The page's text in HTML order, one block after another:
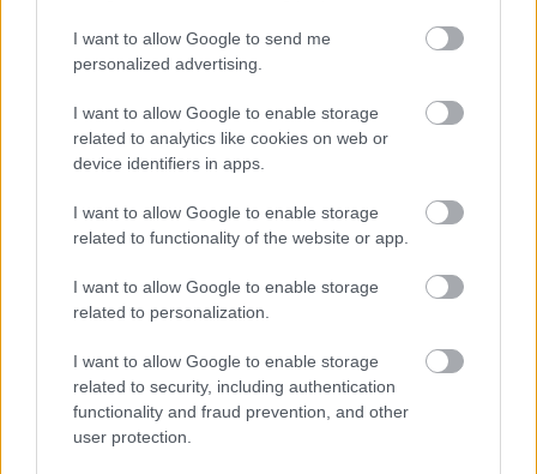
I want to allow Google to send me
personalized advertising.
I want to allow Google to enable storage
related to analytics like cookies on web or
device identifiers in apps.
I want to allow Google to enable storage
related to functionality of the website or app.
I want to allow Google to enable storage
related to personalization.
I want to allow Google to enable storage
related to security, including authentication
functionality and fraud prevention, and other
user protection.